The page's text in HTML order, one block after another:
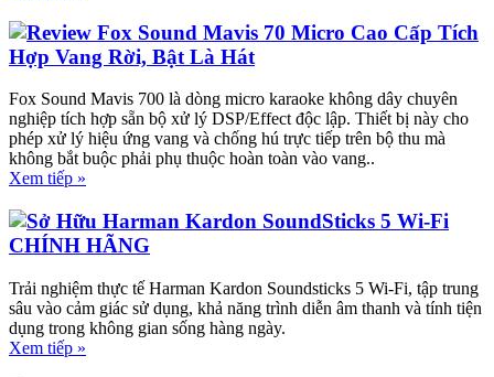
Review Fox Sound Mavis 70 Micro Cao Cấp Tích
Hợp Vang Rời, Bật Là Hát
Fox Sound Mavis 700 là dòng micro karaoke không dây chuyên
nghiệp tích hợp sẵn bộ xử lý DSP/Effect độc lập. Thiết bị này cho
phép xử lý hiệu ứng vang và chống hú trực tiếp trên bộ thu mà
không bắt buộc phải phụ thuộc hoàn toàn vào vang..
Xem tiếp »
Sở Hữu Harman Kardon SoundSticks 5 Wi-Fi
CHÍNH HÃNG
Trải nghiệm thực tế Harman Kardon Soundsticks 5 Wi-Fi, tập trung
sâu vào cảm giác sử dụng, khả năng trình diễn âm thanh và tính tiện
dụng trong không gian sống hàng ngày.
Xem tiếp »